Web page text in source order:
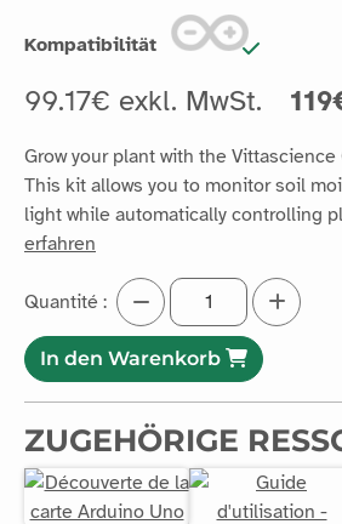
Kompatibilität
99.17€ exkl. MwSt.
Grow your plant with the
This kit allows you to monitor soil
light while automatically controlling
erfahren
Quantité :
In den Warenkorb
ZUGEHÖRIGE